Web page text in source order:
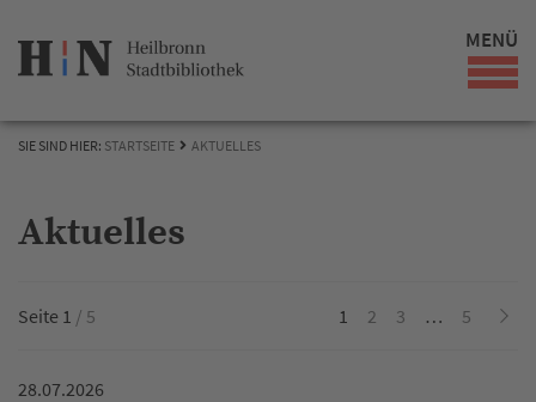
MENÜ
SIE SIND HIER: STARTSEITE AKTUELLES
Aktuelles
Seite 1 / 5 1 2 3 … 5
28.07.2026